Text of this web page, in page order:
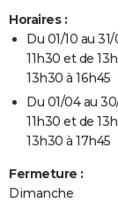
Horaires :
Du 01/10 au
11h30 et de
13h30 à 16h45
Du 01/04 au
11h30 et de
13h30 à 17h45
Fermeture :
Dimanche